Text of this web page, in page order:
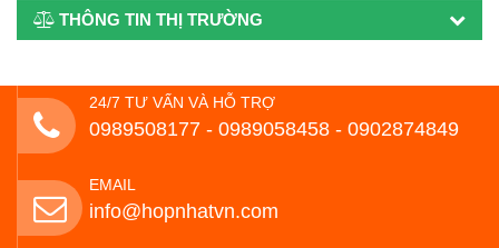
THÔNG TIN THỊ TRƯỜNG
24/7 TƯ VẤN VÀ HỖ TRỢ
0989508177 - ‭0989058458‬ - 0902874849
EMAIL
info@hopnhatvn.com